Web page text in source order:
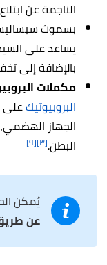
الناجمة عن
يساعد على
بالإضافة إلى
مكملات
البروبيوتيك
الجهاز
البطن.[٣] [٩]
يُمكن
عن